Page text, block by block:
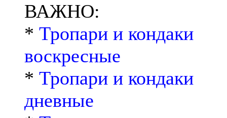
ВАЖНО:
* Тропари и кондаки
воскресные
* Тропари и кондаки
дневные